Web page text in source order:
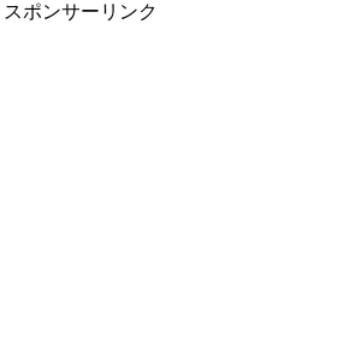
スポンサーリンク